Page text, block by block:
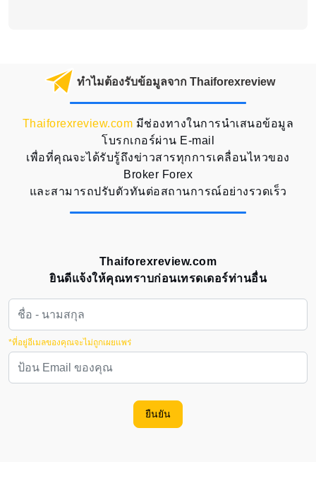
ทำไมต้องรับข้อมูลจาก Thaiforexreview
Thaiforexreview.com มีช่องทางในการนำเสนอข้อมูล
โบรกเกอร์ผ่าน E-mail
เพื่อที่คุณจะได้รับรู้ถึงข่าวสารทุกการเคลื่อนไหวของ
Broker Forex
และสามารถปรับตัวทันต่อสถานการณ์อย่างรวดเร็ว
Thaiforexreview.com
ยินดีแจ้งให้คุณทราบก่อนเทรดเดอร์ท่านอื่น
*ที่อยู่อีเมลของคุณจะไม่ถูกเผยแพร่
ยืนยัน